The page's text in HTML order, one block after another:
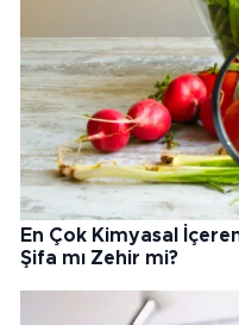
En Çok Kimyasal
Şifa mı Zehir mi?